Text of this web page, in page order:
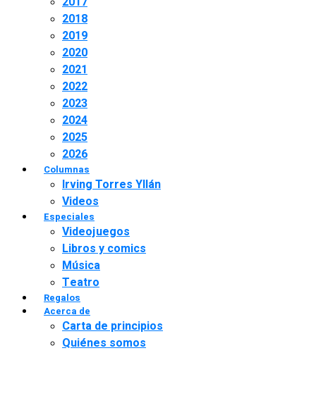
2018
2019
2020
2021
2022
2023
2024
2025
2026
Columnas
Irving Torres Yllán
Videos
Especiales
Videojuegos
Libros y comics
Música
Teatro
Regalos
Acerca de
Carta de principios
Quiénes somos